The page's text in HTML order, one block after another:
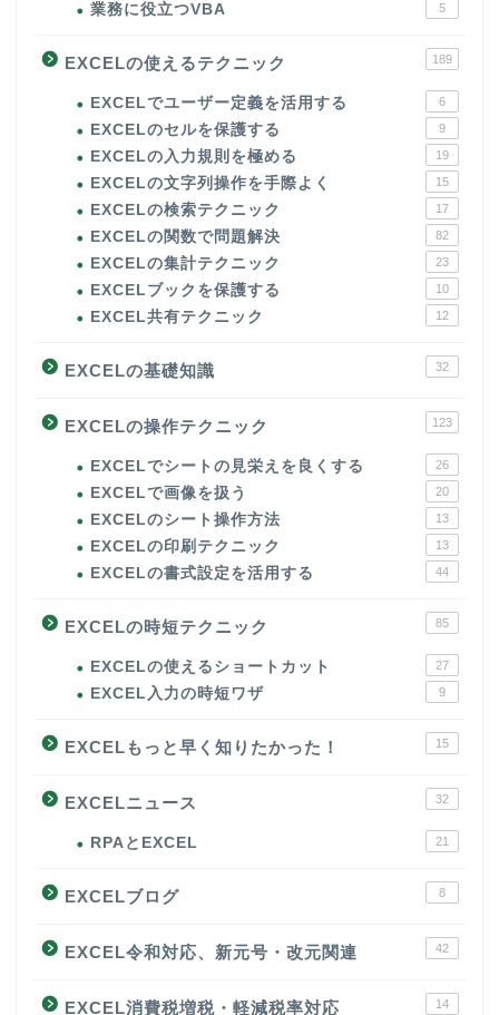
業務に役立つVBA 5
EXCELの使えるテクニック 189
EXCELでユーザー定義を活用する 6
EXCELのセルを保護する 9
EXCELの入力規則を極める 19
EXCELの文字列操作を手際よく 15
EXCELの検索テクニック 17
EXCELの関数で問題解決 82
EXCELの集計テクニック 23
EXCELブックを保護する 10
EXCEL共有テクニック 12
EXCELの基礎知識 32
EXCELの操作テクニック 123
EXCELでシートの見栄えを良くする 26
EXCELで画像を扱う 20
EXCELのシート操作方法 13
EXCELの印刷テクニック 13
EXCELの書式設定を活用する 44
EXCELの時短テクニック 85
EXCELの使えるショートカット 27
EXCEL入力の時短ワザ 9
EXCELもっと早く知りたかった！ 15
EXCELニュース 32
RPAとEXCEL 21
EXCELブログ 8
EXCEL令和対応、新元号・改元関連 42
EXCEL消費税増税・軽減税率対応 14